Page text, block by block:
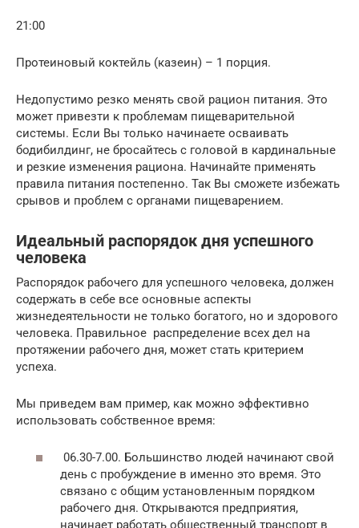
21:00
Протеиновый коктейль (казеин) – 1 порция.
Недопустимо резко менять свой рацион питания. Это
может привезти к проблемам пищеварительной
системы. Если Вы только начинаете осваивать
бодибилдинг, не бросайтесь с головой в кардинальные
и резкие изменения рациона. Начинайте применять
правила питания постепенно. Так Вы сможете избежать
срывов и проблем с органами пищеварением.
Идеальный распорядок дня успешного
человека
Распорядок рабочего для успешного человека, должен
содержать в себе все основные аспекты
жизнедеятельности не только богатого, но и здорового
человека. Правильное распределение всех дел на
протяжении рабочего дня, может стать критерием
успеха.
Мы приведем вам пример, как можно эффективно
использовать собственное время:
06.30-7.00. Большинство людей начинают свой
день с пробуждение в именно это время. Это
связано с общим установленным порядком
рабочего дня. Открываются предприятия,
начинает работать общественный транспорт в